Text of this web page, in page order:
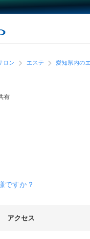
ロン エステ 愛知県内の
有
ですか？
アクセス